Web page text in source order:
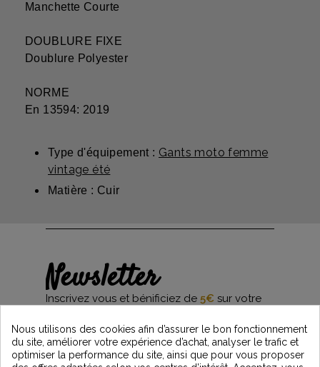
Manchette Courte
DOUBLURE FIXE
Doublure Polyester
NORME
En 13594: 2019
Type d'équipement : Gants moto femme
vintage été
Matière : Cuir
Newsletter
Inscrivez vous et bénificiez de 5€ sur votre
et restez informés des dernières nouveautés
Vintage Motors
Nous utilisons des cookies afin d’assurer le bon fonctionnement
du site, améliorer votre expérience d’achat, analyser le trafic et
optimiser la performance du site, ainsi que pour vous proposer